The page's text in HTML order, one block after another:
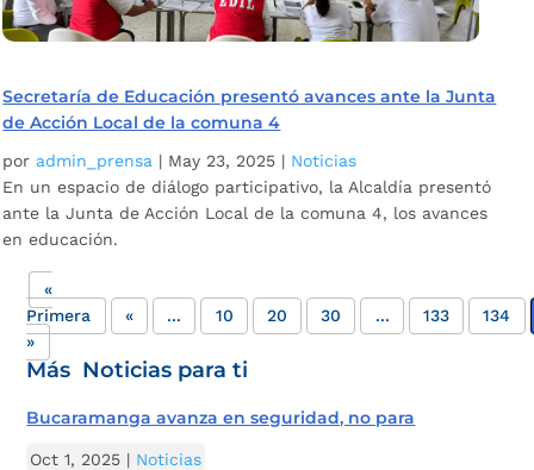
Secretaría de Educación presentó avances ante la Junta
de Acción Local de la comuna 4
por admin_prensa | May 23, 2025 | Noticias
En un espacio de diálogo participativo, la Alcaldía presentó
ante la Junta de Acción Local de la comuna 4, los avances
en educación.
«
Primera
« ... 10 20 30 ... 133
134
»
Más Noticias para ti
Bucaramanga avanza en seguridad, no para
Oct 1, 2025 | Noticias